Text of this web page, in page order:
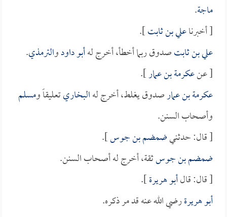
ماجة.
[ أخبرناعلي بن ثابت].
علي بن ثابتصدوق ربما أخطأ، أخرج لهأبو داودوالترمذي.
[ عنعكرمة بن عمار].
عكرمة بن عمارصدوق يغلط، أخرج لهالبخاريتعليقاً ومسلم
وأصحاب السنن.
[ قال: حدثنيضمضم بن جوس].
ضمضم بن جوسثقة، أخرج له أصحاب السنن.
[ قال: قالأبو هريرة].
أبو هريرةرضي الله عنه قد مر ذكره.